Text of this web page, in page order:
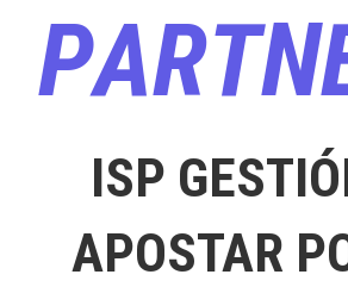
PARTN
ISP
APOSTAR